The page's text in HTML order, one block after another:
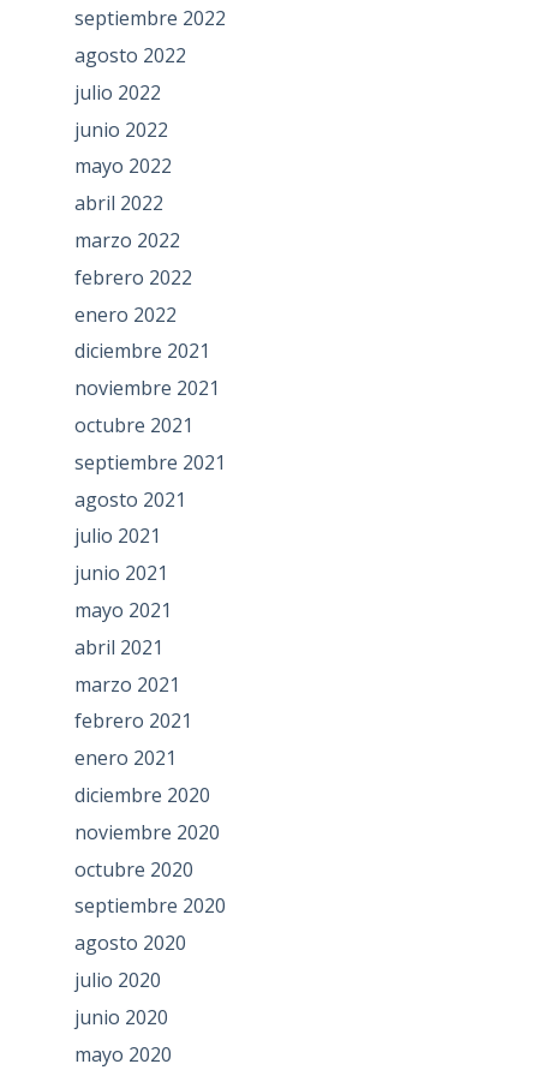
septiembre 2022
agosto 2022
julio 2022
junio 2022
mayo 2022
abril 2022
marzo 2022
febrero 2022
enero 2022
diciembre 2021
noviembre 2021
octubre 2021
septiembre 2021
agosto 2021
julio 2021
junio 2021
mayo 2021
abril 2021
marzo 2021
febrero 2021
enero 2021
diciembre 2020
noviembre 2020
octubre 2020
septiembre 2020
agosto 2020
julio 2020
junio 2020
mayo 2020